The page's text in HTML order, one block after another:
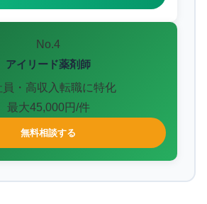
No.4
アイリード薬剤師
員・高収入転職に特化
最大45,000円/件
無料相談する